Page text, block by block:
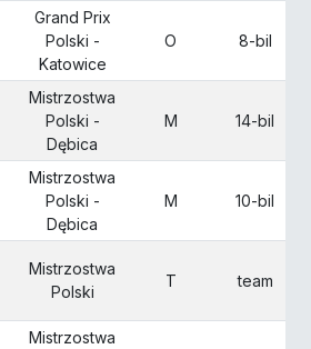
Grand Prix
Polski -
Katowice
O 8-bil
Mistrzostwa
Polski -
Dębica
M 14-bil
Mistrzostwa
Polski -
Dębica
M 10-bil
Mistrzostwa
Polski
T team
Mistrzostwa